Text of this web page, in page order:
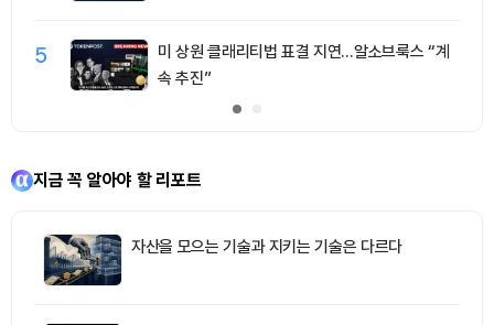
5
미 상원 클래리티법 표결 지연…알소브룩스 “계
속 추진”
지금 꼭 알아야 할 리포트
자산을 모으는 기술과 지키는 기술은 다르다